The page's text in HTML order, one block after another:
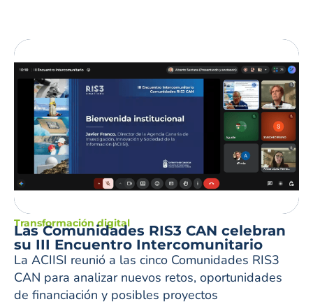
Transformación digital
Las Comunidades RIS3 CAN celebran
su III Encuentro Intercomunitario
La ACIISI reunió a las cinco Comunidades RIS3
CAN para analizar nuevos retos, oportunidades
de financiación y posibles proyectos